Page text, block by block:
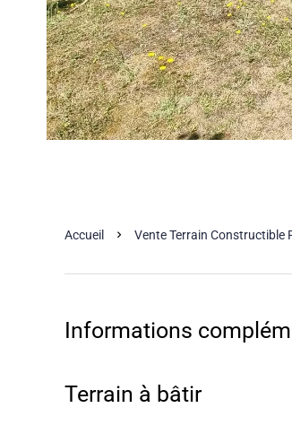
Accueil Vente Terrain Constructible
Informations
Terrain à bâtir